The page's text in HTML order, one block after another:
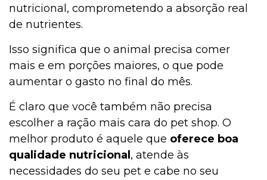
nutricional, comprometendo a absorção real
de nutrientes.
Isso significa que o animal precisa comer
mais e em porções maiores, o que pode
aumentar o gasto no final do mês.
É claro que você também não precisa
escolher a ração mais cara do pet shop. O
melhor produto é aquele que oferece boa
qualidade nutricional , atende às
necessidades do seu pet e cabe no seu